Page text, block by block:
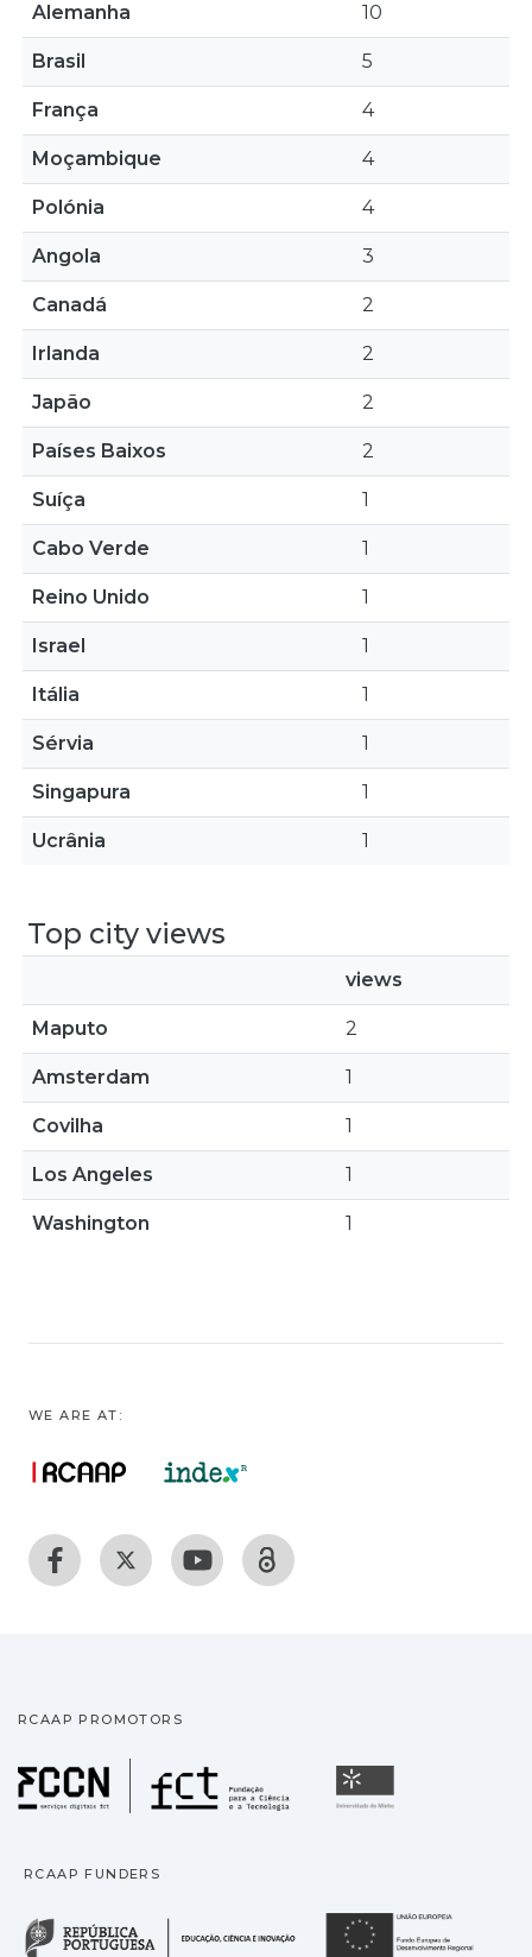
Alemanha 10
Brasil 5
França 4
Moçambique 4
Polónia 4
Angola 3
Canadá 2
Irlanda 2
Japão 2
Países Baixos 2
Suíça 1
Cabo Verde 1
Reino Unido 1
Israel 1
Itália 1
Sérvia 1
Singapura 1
Ucrânia 1
Top city views
views
Maputo 2
Amsterdam 1
Covilha 1
Los Angeles 1
Washington 1
WE ARE AT:
RCAAP PROMOTORS
Fundação para a
RCAAP FUNDERS
República Portuguesa